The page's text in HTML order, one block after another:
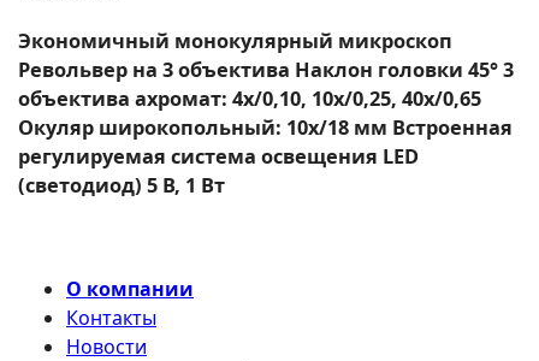
Экономичный монокулярный микроскоп
Револьвер на 3 объектива Наклон головки 45° 3
объектива ахромат: 4х/0,10, 10х/0,25, 40х/0,65
Окуляр широкопольный: 10х/18 мм Вcтроенная
регулируемая система освещения LED
(светодиод) 5 В, 1 Вт
О компании
Контакты
Новости